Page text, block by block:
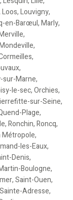
Loos,Louvigny,
en-Barœul,Marly,
,
,
,
,
sur-Marne,
le-sec,Orchies,
sur-Seine,
Plage,
,Ronchin,Roncq,
Métropole,
les-Eaux,
Denis,
Boulogne,
,Saint-Ouen,
Sainte-Adresse,